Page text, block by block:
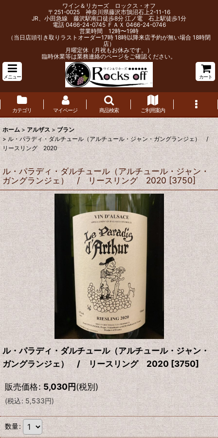
ワイン＆リカーズ ロックス・オフ
〒251-0025 神奈川県藤沢市鵠沼石上2-11-16
JR、小田急線 藤沢駅南口徒歩8分 江ノ電 石上駅徒歩1分
電話 0466-24-0745 ＦＡＸ 0466-24-0746
営業時間 12時〜19時
（当日店頭引き取りラストオーダー17時 18時以降来店予約が無い場合 18時閉
店）
月曜定休（月祝もお休みです。）
臨時休業等は業務連絡のページをご確認ください。
メニュー カート
カテゴリ マイページ 商品検索 ご利用案内
ホーム > アルザス > ブラン
> ル・パラディ・ダルチュール（アルチュール・ジャン・ガングランジェ） /
リースリング 2020
ル・パラディ・ダルチュール（アルチュール・ジャン・
ガングランジェ） / リースリング 2020 [3750]
ル・パラディ・ダルチュール（アルチュール・ジャン・
ガングランジェ） / リースリング 2020[3750]
販売価格: 5,030円(税別)
(税込: 5,533円)
数量: